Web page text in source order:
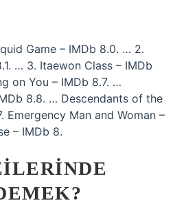
Game – IMDb 8.0. … 2.
… 3. Itaewon Class – IMDb
on You – IMDb 8.7. …
8.8. … Descendants of the
Emergency Man and Woman –
– IMDb 8.